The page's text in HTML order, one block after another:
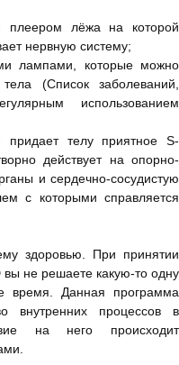
плеером лёжа на которой
нервную систему;
лампами, которые можно
(Список заболеваний,
использованием
придает телу приятное S-
действует на опорно-
и сердечно-сосудистую
с которыми справляется
здоровью. При принятии
вы не решаете какую-то одну
время. Данная программа
внутренних процессов в
на него происходит